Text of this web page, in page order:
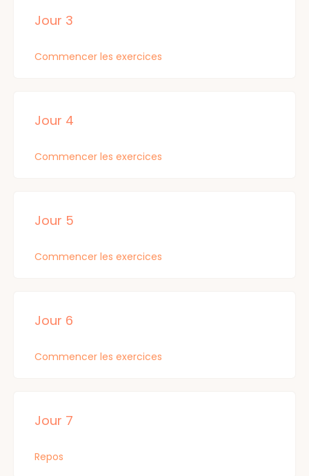
Jour 3
Commencer les exercices
Jour 4
Commencer les exercices
Jour 5
Commencer les exercices
Jour 6
Commencer les exercices
Jour 7
Repos